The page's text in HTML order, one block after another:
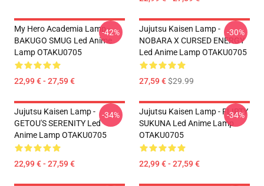
My Hero Academia Lamp -
BAKUGO SMUG Led Anime
Lamp OTAKU0705
22,99 € - 27,59 €
-42%
Jujutsu Kaisen Lamp -
NOBARA X CURSED ENERGY
Led Anime Lamp OTAKU0705
27,59 €$29.99
-30%
Jujutsu Kaisen Lamp -
GETOU'S SERENITY Led
Anime Lamp OTAKU0705
22,99 € - 27,59 €
-34%
Jujutsu Kaisen Lamp - FLIRTY
SUKUNA Led Anime Lamp
OTAKU0705
22,99 € - 27,59 €
-34%